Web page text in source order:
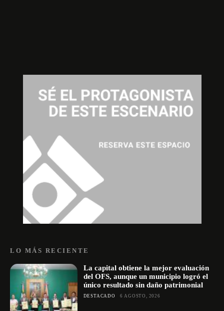
LO MÁS RECIENTE
La capital obtiene la mejor evaluación
del OFS, aunque un municipio logró el
único resultado sin daño patrimonial
DESTACADO 6 AGOSTO, 2026